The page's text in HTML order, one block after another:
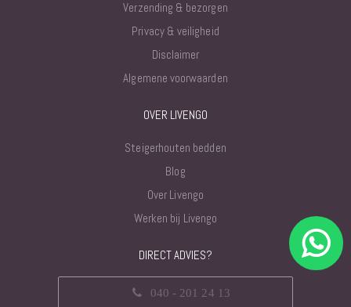
Verzending & bezorgen
Privacy & veiligheid
Disclaimer
Algemene voorwaarden
OVER LIVENGO
Steigerhouten bedden
Blog
Over Livengo
Werken bij Livengo
DIRECT ADVIES?
040 - 201 24 13